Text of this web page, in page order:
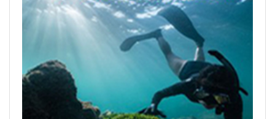
Журнал ОАЭ назвал Фукуок «глобальным
туристическим центром» 2026 года
ЧИТАТЬ ПЕЧАТНЫЕ ПУБЛИКАЦИИ